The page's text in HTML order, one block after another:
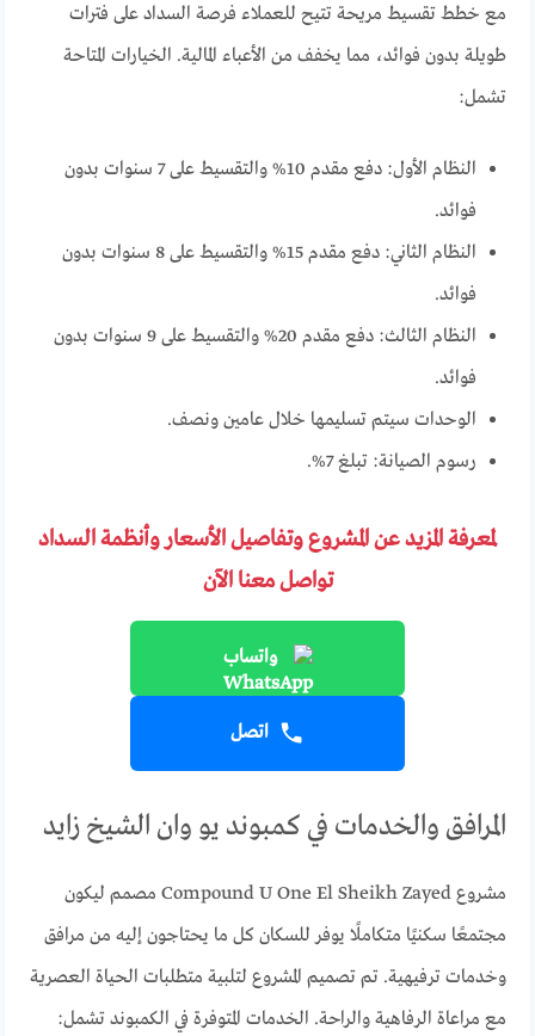
مع خطط تقسيط مريحة تتيح للعملاء فرصة السداد على فترات
طويلة بدون فوائد، مما يخفف من الأعباء المالية. الخيارات المتاحة
تشمل:
النظام الأول: دفع مقدم 10% والتقسيط على 7 سنوات بدون
فوائد.
النظام الثاني: دفع مقدم 15% والتقسيط على 8 سنوات بدون
فوائد.
النظام الثالث: دفع مقدم 20% والتقسيط على 9 سنوات بدون
فوائد.
الوحدات سيتم تسليمها خلال عامين ونصف.
رسوم الصيانة: تبلغ 7%.
لمعرفة المزيد عن المشروع وتفاصيل الأسعار وأنظمة السداد
تواصل معنا الآن
واتساب
اتصل
المرافق والخدمات في كمبوند يو وان الشيخ زايد
مشروع Compound U One El Sheikh Zayed مصمم ليكون
مجتمعًا سكنيًا متكاملًا يوفر للسكان كل ما يحتاجون إليه من مرافق
وخدمات ترفيهية. تم تصميم المشروع لتلبية متطلبات الحياة العصرية
مع مراعاة الرفاهية والراحة. الخدمات المتوفرة في الكمبوند تشمل: